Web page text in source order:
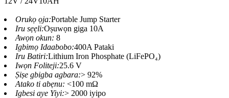
Orukọ ọja:Portable Jump Starter
Iru sẹẹli:Oṣuwọn giga 10A
Awọn okun: 8
Igbimọ Idaabobo:400A Pataki
Iru Batiri:Lithium Iron Phosphate (LiFePO₄)
Iwọn Foliteji:25.6 V
Ṣiṣe gbigba agbara:> 92%
Atako ti abẹnu: <100 mΩ
Igbesi aye Yiyi:> 2000 iyipo